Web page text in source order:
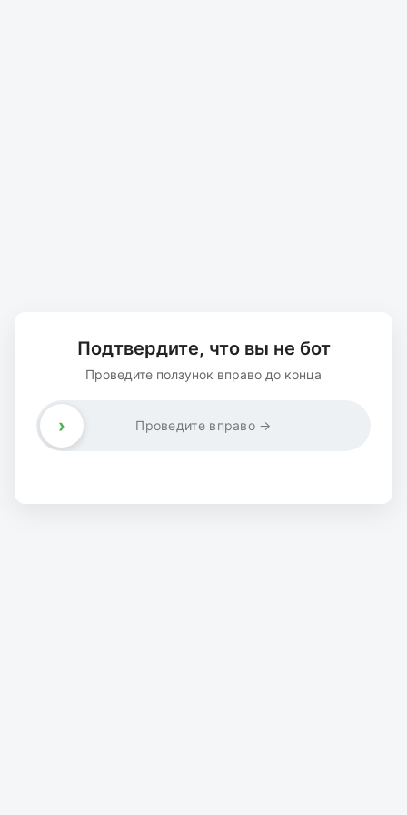
Подтвердите, что вы не бот
Проведите ползунок вправо до конца
Проведите вправо →
›